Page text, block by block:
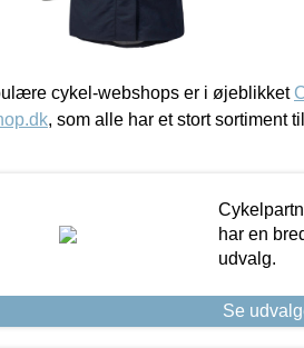
cykel-webshops er i øjeblikket
, som alle har et stort sortiment
har en
udvalg.
Se